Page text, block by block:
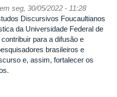
seg, 30/05/2022 - 11:28
Discursivos Foucaultianos
da Universidade Federal de
para a difusão e
brasileiros e
e, assim, fortalecer os